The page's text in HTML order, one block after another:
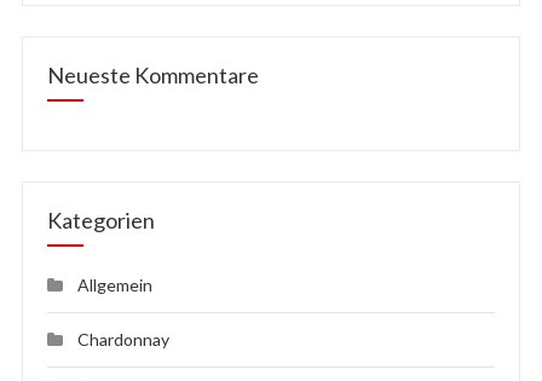
Neueste Kommentare
Kategorien
Allgemein
Chardonnay